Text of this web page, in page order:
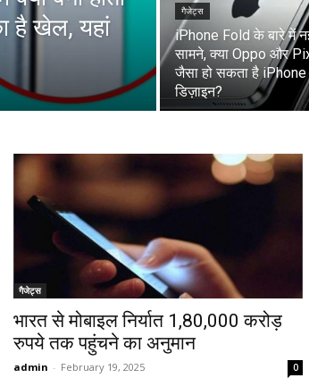
है खेल, यहां
गैजेट्स
iPhone Fold के बारे में
सामने, क्या Oppo और
जैसा हो सकता है
डिज़ाइन?
गैजेट्स
भारत से मोबाइल निर्यात 1,80,000 करोड़
रुपये तक पहुंचने का अनुमान
admin - February 19, 2025 0